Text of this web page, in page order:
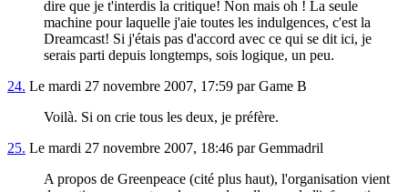
dire que je t'interdis la critique! Non mais oh ! La seule
machine pour laquelle j'aie toutes les indulgences, c'est la
Dreamcast! Si j'étais pas d'accord avec ce qui se dit ici, je
serais parti depuis longtemps, sois logique, un peu.
24. Le mardi 27 novembre 2007, 17:59 par Game B
Voilà. Si on crie tous les deux, je préfère.
25. Le mardi 27 novembre 2007, 18:46 par Gemmadril
A propos de Greenpeace (cité plus haut), l'organisation vient